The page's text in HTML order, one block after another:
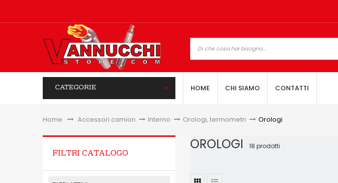
CATEGORIE HOME CHI SIAMO CONTATTI
Home &gt;Accessori camion > Interno > Orologi, termometri > Orologi
FILTRI CATALOGO
OROLOGI 18 prodotti